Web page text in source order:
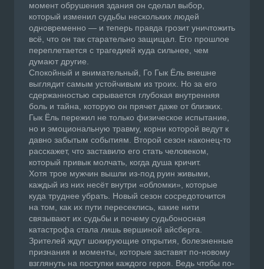
момент обрушения здания он сделал выбор,
который изменил судьбы нескольких людей
одновременно — и теперь правда грозит уничтожить
всё, что он так старательно защищал. Его прошлое
переплетается с трагедией куда сильнее, чем
думают другие.
Спокойный и внимательный, Го Гык Ёль внешне
выглядит самым устойчивым из троих. Но за его
сдержанностью скрывается глубокая внутренняя
боль и тайна, которую он прячет даже от близких.
Гык Ёль пережил не только физическое испытание,
но и эмоциональную травму, корни которой ведут к
давно забытым событиям. Второй сезон наконец-то
расскажет, что заставило его стать человеком,
который привык молчать, когда душа кричит.
Хотя трое мужчин вышли из-под руин живыми,
каждый из них несёт внутри «обломки», которые
куда труднее убрать. Новый сезон сосредоточится
на том, как их пути пересеклись, какие нити
связывают их судьбы и почему судьбоносная
катастрофа стала лишь вершиной айсберга.
Зрителей ждут шокирующие открытия, болезненные
признания и моменты, которые заставят по-новому
взглянуть на поступки каждого героя. Ведь чтобы по-